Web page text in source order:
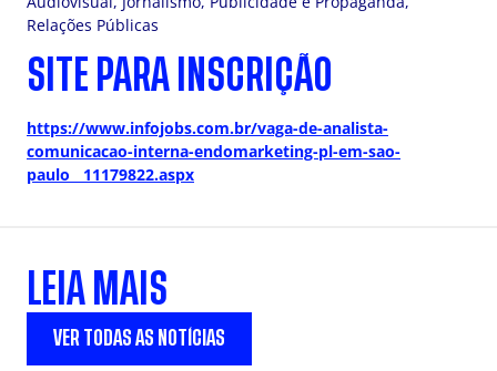
Relações Públicas
SITE PARA INSCRIÇÃO
https://www.infojobs.com.br/vaga-de-analista-
comunicacao-interna-endomarketing-pl-em-sao-
paulo__11179822.aspx
LEIA MAIS
VER TODAS AS NOTÍCIAS